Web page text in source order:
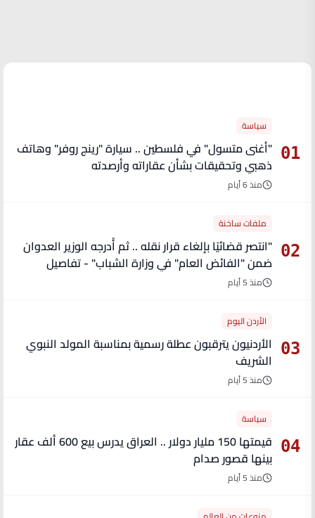
01
سياسة
"أغنى متسول" في فلسطين .. سيارة "رينج روفر" وهاتف
ذهبي وتحقيقات بشأن عقاراته وأرصدته
منذ 6 أيام
02
ملفات ساخنة
"انتصر قضائيًا بإلغاء قرار نقله .. ثم أُدرجه الوزير العدوان
ضمن "الفائض العام" في وزارة الشباب" - تفاصيل
منذ 5 أيام
03
الأردن اليوم
الأردنيون يترقبون عطلة رسمية بمناسبة المولد النبوي
الشريف
منذ 5 أيام
04
سياسة
قيمتها 150 مليار دولار .. العراق يدرس بيع 600 ألف عقار
بينها قصور صدام
منذ 5 أيام